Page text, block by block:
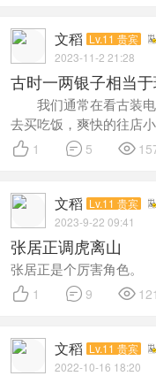
文稻 Lv.11 贵宾
2023-11-2 21:28
古时一两银子相当
我们通常在看古装电
去买吃饭，爽快的往店
 1  5 
文稻 Lv.11 贵宾
2023-9-22 09:41
张居正调虎离山
张居正是个厉害角色。
 1  9 
文稻 Lv.11 贵宾
2022-10-16 18:20